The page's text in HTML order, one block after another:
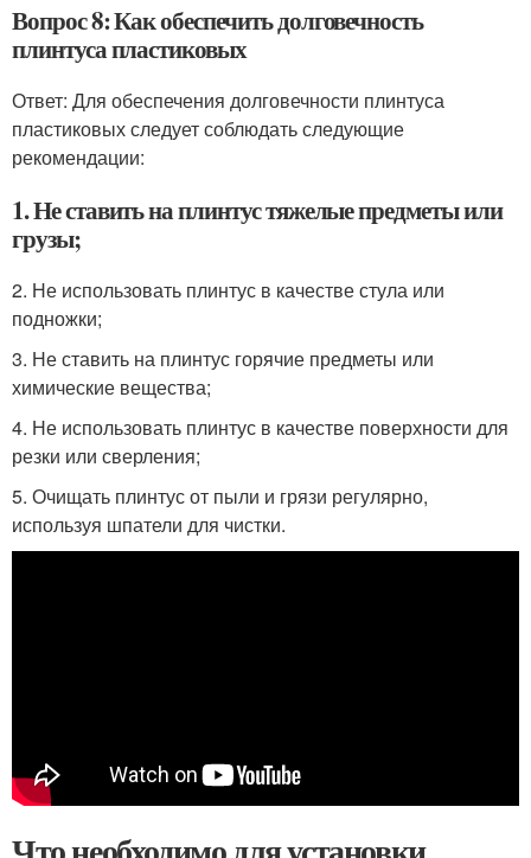
Вопрос 8: Как обеспечить долговечность
плинтуса пластиковых
Ответ: Для обеспечения долговечности плинтуса
пластиковых следует соблюдать следующие
рекомендации:
1. Не ставить на плинтус тяжелые предметы или
грузы;
2. Не использовать плинтус в качестве стула или
подножки;
3. Не ставить на плинтус горячие предметы или
химические вещества;
4. Не использовать плинтус в качестве поверхности для
резки или сверления;
5. Очищать плинтус от пыли и грязи регулярно,
используя шпатели для чистки.